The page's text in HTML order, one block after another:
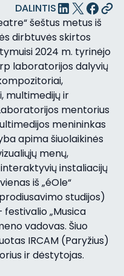
DALINTIS
šeštus metus iš
dirbtuvės skirtos
2024 m. tyrinėjo
laboratorijos dalyvių
multimedijų ir
mentorius
menininkas
apima šiuolaikinės
menų,
instaliacijų
iš „éOle“
studijos)
festivalio „Musica
vadovas. Šiuo
IRCAM (Paryžius)
ir dėstytojas.